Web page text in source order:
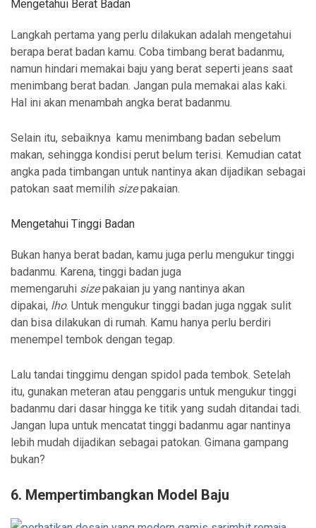
Mengetahui Berat Badan
Langkah pertama yang perlu dilakukan adalah mengetahui
berapa berat badan kamu. Coba timbang berat badanmu,
namun hindari memakai baju yang berat seperti jeans saat
menimbang berat badan. Jangan pula memakai alas kaki.
Hal ini akan menambah angka berat badanmu.
Selain itu, sebaiknya kamu menimbang badan sebelum
makan, sehingga kondisi perut belum terisi. Kemudian catat
angka pada timbangan untuk nantinya akan dijadikan sebagai
patokan saat memilih sizepakaian.
Mengetahui Tinggi Badan
Bukan hanya berat badan, kamu juga perlu mengukur tinggi
badanmu. Karena, tinggi badan juga
memengaruhi sizepakaian ju yang nantinya akan
dipakai, lho. Untuk mengukur tinggi badan juga nggak sulit
dan bisa dilakukan di rumah. Kamu hanya perlu berdiri
menempel tembok dengan tegap.
Lalu tandai tinggimu dengan spidol pada tembok. Setelah
itu, gunakan meteran atau penggaris untuk mengukur tinggi
badanmu dari dasar hingga ke titik yang sudah ditandai tadi.
Jangan lupa untuk mencatat tinggi badanmu agar nantinya
lebih mudah dijadikan sebagai patokan. Gimana gampang
bukan?
6. Mempertimbangkan Model Baju